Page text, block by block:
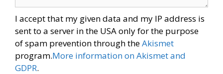
I accept that my given data and my IP address is
sent to a server in the USA only for the purpose
of spam prevention through theAkismet
program.More information on Akismet and
GDPR.